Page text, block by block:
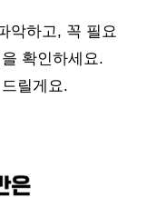
악하고, 꼭 필요
확인하세요.
릴게요.